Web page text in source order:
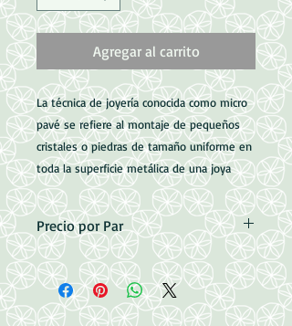
Agregar al carrito
La técnica de joyería conocida como micro
pavé se refiere al montaje de pequeños
cristales o piedras de tamaño uniforme en
toda la superficie metálica de una joya
Precio por Par
Micro Pave con Baño de Oro de 18k
Medidas: 14x13x2mm
Perforacion: 1.2mm
Pin: 1x0.6mm